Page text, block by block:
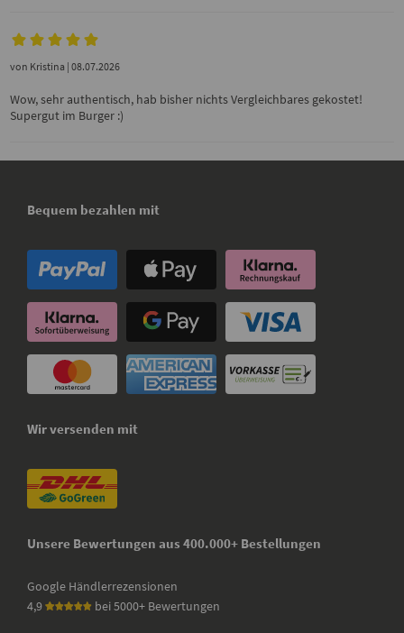
von Kristina | 08.07.2026
Wow, sehr authentisch, hab bisher nichts Vergleichbares gekostet!
Supergut im Burger :)
Bequem bezahlen mit
Wir versenden mit
Unsere Bewertungen aus 400.000+ Bestellungen
Google Händlerrezensionen
4,9
bei 5000+ Bewertungen